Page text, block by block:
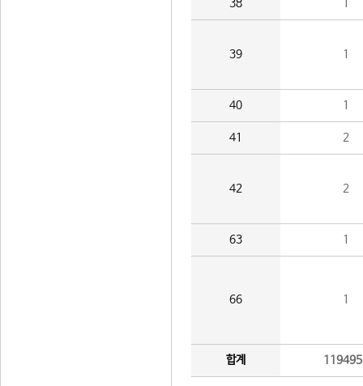
38 1
39 1
40 1
41 2
42 2
63 1
66 1
합계